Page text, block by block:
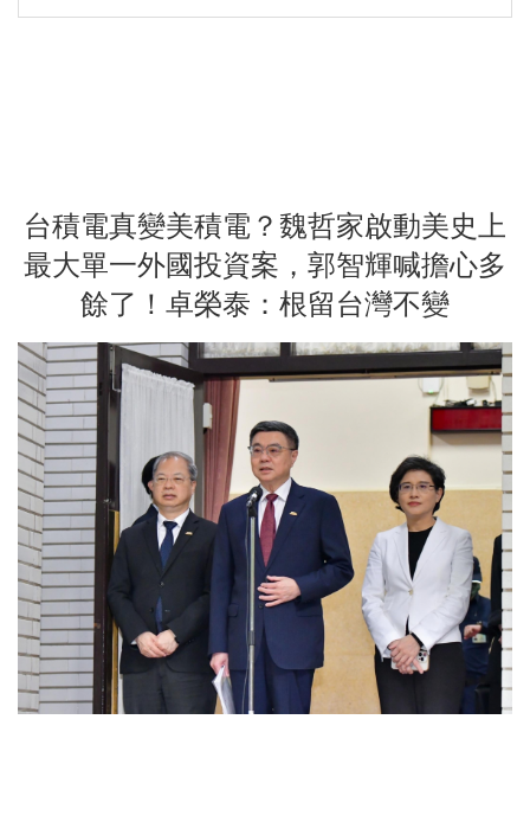
台積電真變美積電？魏哲家啟動美史上
最大單一外國投資案，郭智輝喊擔心多
餘了！卓榮泰：根留台灣不變